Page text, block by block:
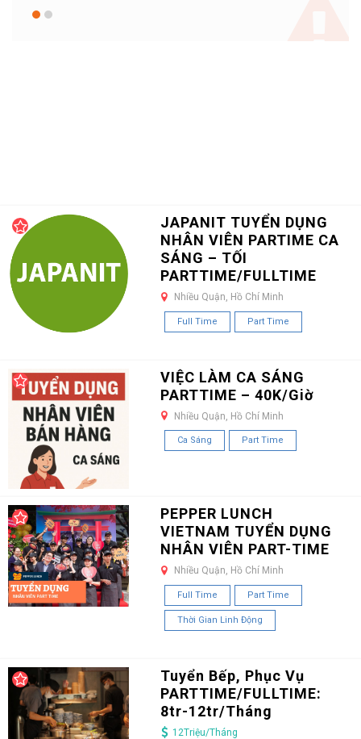
JAPANIT TUYỂN DỤNG
NHÂN VIÊN PARTIME CA
SÁNG – TỐI
PARTTIME/FULLTIME
Nhiều Quận, Hồ Chí Minh
Full Time Part Time
VIỆC LÀM CA SÁNG
PARTTIME – 40K/Giờ
Nhiều Quận, Hồ Chí Minh
Ca Sáng Part Time
PEPPER LUNCH
VIETNAM TUYỂN DỤNG
NHÂN VIÊN PART-TIME
Nhiều Quận, Hồ Chí Minh
Full Time Part Time
Thời Gian Linh Động
Tuyển Bếp, Phục Vụ
PARTTIME/FULLTIME:
8tr-12tr/Tháng
12Triệu/Tháng